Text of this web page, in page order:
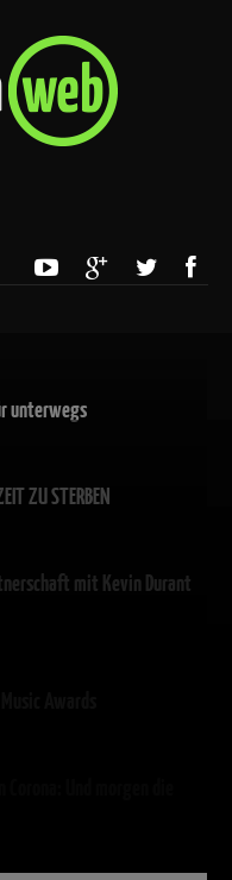
unterwegs
ZU STERBEN
mit Kevin Durant